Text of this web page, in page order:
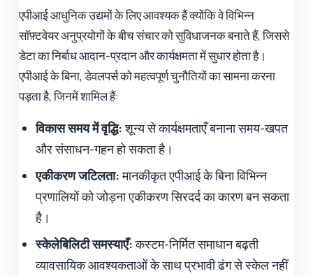
एपीआई आधुनिक उद्यमों के लिए आवश्यक हैं क्योंकि वे विभिन्न
सॉफ़्टवेयर अनुप्रयोगों के बीच संचार को सुविधाजनक बनाते हैं, जिससे
डेटा का निर्बाध आदान-प्रदान और कार्यक्षमता में सुधार होता है।
एपीआई के बिना, डेवलपर्स को महत्वपूर्ण चुनौतियों का सामना करना
पड़ता है, जिनमें शामिल हैं:
विकास समय में वृद्धि:शून्य से कार्यक्षमताएँ बनाना समय-खपत
और संसाधन-गहन हो सकता है।
एकीकरण जटिलता:मानकीकृत एपीआई के बिना विभिन्न
प्रणालियों को जोड़ना एकीकरण सिरदर्द का कारण बन सकता
है।
स्केलेबिलिटी समस्याएँ:कस्टम-निर्मित समाधान बढ़ती
व्यावसायिक आवश्यकताओं के साथ प्रभावी ढंग से स्केल नहीं